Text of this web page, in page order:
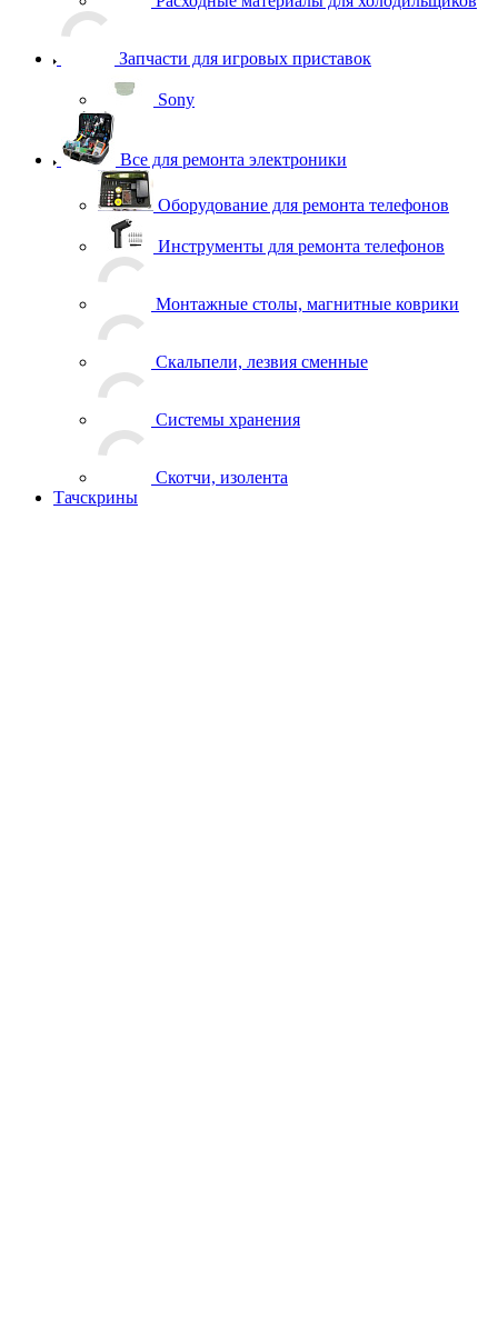
Скальпели, лезвия сменные
Системы хранения
Тачскрины